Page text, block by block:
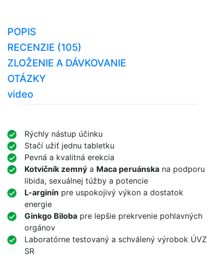
POPIS
RECENZIE (105)
ZLOŽENIE A DÁVKOVANIE
OTÁZKY
video
Rýchly nástup účinku
Stačí užiť jednu tabletku
Pevná a kvalitná erekcia
Kotvičník zemný a Maca peruánska na podporu
libida, sexuálnej túžby a potencie
L-arginín pre uspokojivý výkon a dostatok
energie
Ginkgo Biloba pre lepšie prekrvenie pohlavných
orgánov
Laboratórne testovaný a schválený výrobok ÚVZ
SR